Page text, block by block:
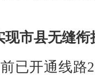
现市县无缝衔
已开通线路